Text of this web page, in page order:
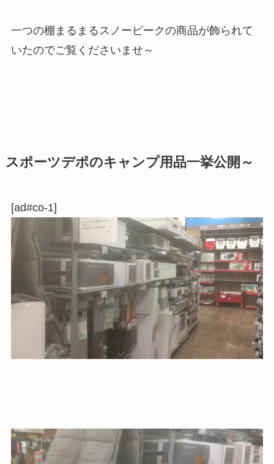
一つの棚まるまるスノーピークの商品が飾られて
いたのでご覧くださいませ～
スポーツデポのキャンプ用品一挙公開～
[ad#co-1]